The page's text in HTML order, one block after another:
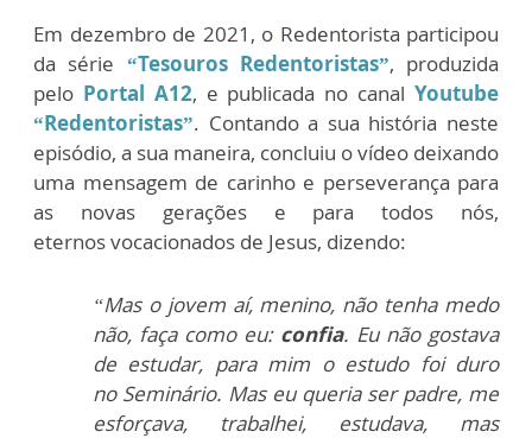
Em dezembro de 2021, o Redentorista participou
da série “Tesouros Redentoristas”, produzida
pelo Portal A12, e publicada no canal Youtube
“Redentoristas”. Contando a sua história neste
episódio, a sua maneira, concluiu o vídeo deixando
uma mensagem de carinho e perseverança para
as novas gerações e para todos nós,
eternosvocacionados de Jesus, dizendo:
“Mas o jovem aí, menino, não tenha medo
não, faça como eu: confia. Eu não gostava
de estudar, para mim o estudo foi duro
no Seminário. Mas eu queria ser padre, me
esforçava, trabalhei, estudava, mas